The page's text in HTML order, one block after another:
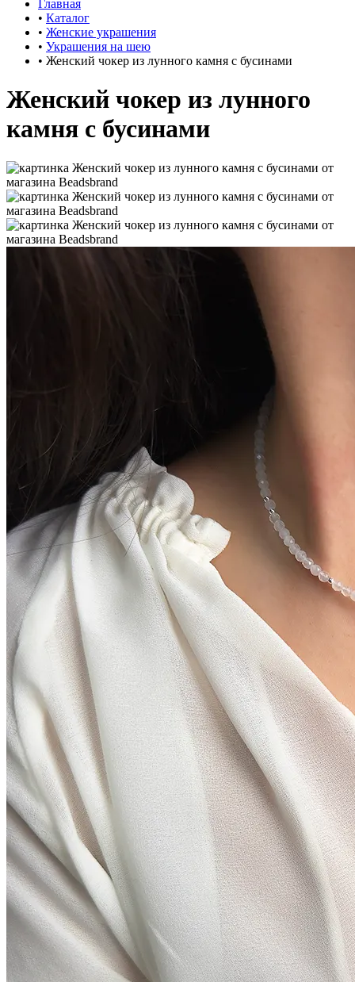
Главная
• Каталог
• Женские украшения
• Украшения на шею
• Женский чокер из лунного камня с бусинами
Женский чокер из лунного
камня с бусинами